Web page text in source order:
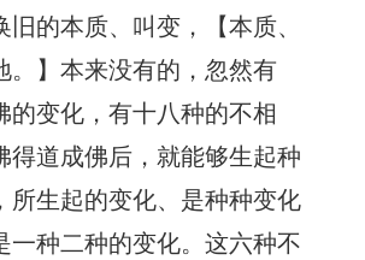
的本质、叫变，【本质、
。】本来没有的，忽然有
的变化，有十八种的不相
得道成佛后，就能够生起种
所生起的变化、是种种变化
一种二种的变化。这六种不